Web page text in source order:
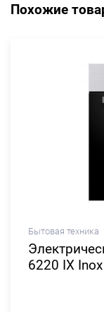
Похожие
Бытовая техника
6220 IX Inox